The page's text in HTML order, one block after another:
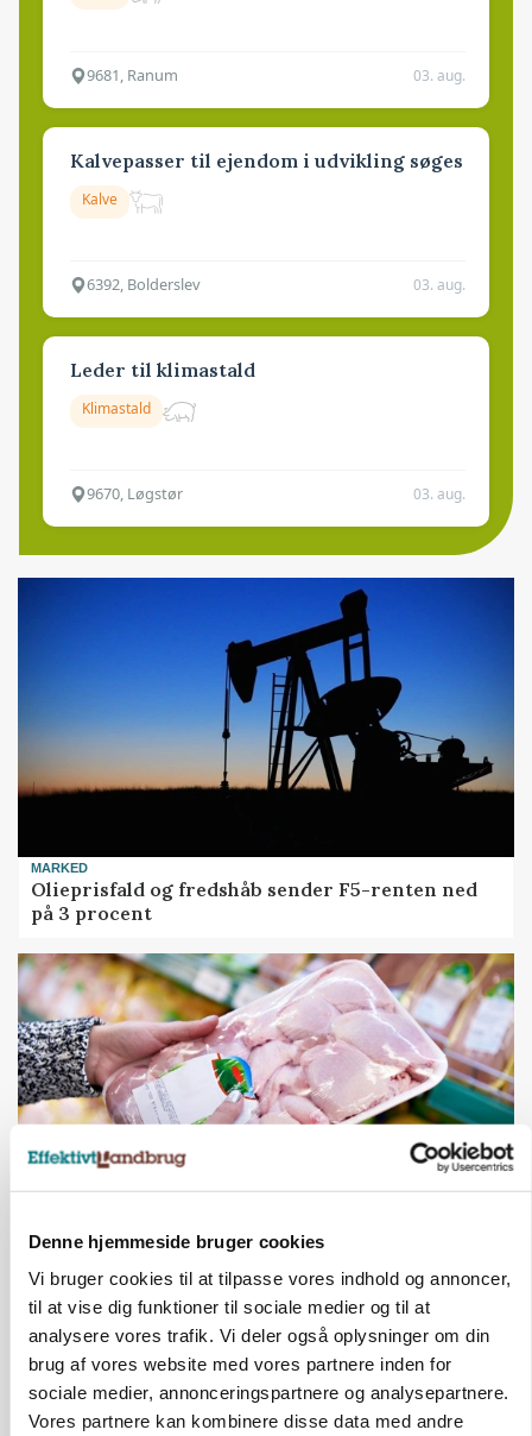
Denne hjemmeside bruger cookies
Vi bruger cookies til at tilpasse vores indhold og annoncer,
til at vise dig funktioner til sociale medier og til at
analysere vores trafik. Vi deler også oplysninger om din
brug af vores website med vores partnere inden for
sociale medier, annonceringspartnere og analysepartnere.
Vores partnere kan kombinere disse data med andre
9681, Ranum 03. aug.
Kalvepasser til ejendom i udvikling søges
Kalve
6392, Bolderslev 03. aug.
Leder til klimastald
Klimastald
9670, Løgstør 03. aug.
MARKED
Olieprisfald og fredshåb sender F5-renten ned
på 3 procent
MARKEDSFOKUS
presser markedet